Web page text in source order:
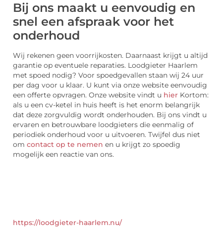
Bij ons maakt u eenvoudig en
snel een afspraak voor het
onderhoud
Wij rekenen geen voorrijkosten. Daarnaast krijgt u altijd
garantie op eventuele reparaties. Loodgieter Haarlem
met spoed nodig? Voor spoedgevallen staan wij 24 uur
per dag voor u klaar. U kunt via onze website eenvoudig
een offerte opvragen. Onze website vindt u hier Kortom:
als u een cv-ketel in huis heeft is het enorm belangrijk
dat deze zorgvuldig wordt onderhouden. Bij ons vindt u
ervaren en betrouwbare loodgieters die eenmalig of
periodiek onderhoud voor u uitvoeren. Twijfel dus niet
om contact op te nemen en u krijgt zo spoedig
mogelijk een reactie van ons.
https://loodgieter-haarlem.nu/